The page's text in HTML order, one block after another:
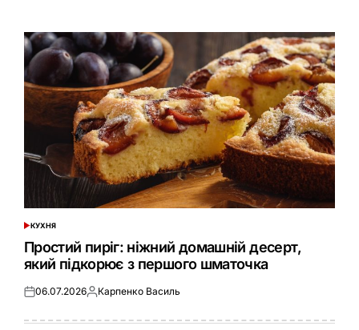
ОПУБЛІКУВАТИ
У
КУХНЯ
Простий пиріг: ніжний домашній десерт,
який підкорює з першого шматочка
Оприлюднено
06.07.2026Опубліковано
Карпенко Василь